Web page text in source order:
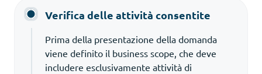
Verifica delle attività consentite
Prima della presentazione della domanda
viene definito il business scope, che deve
includere esclusivamente attività di